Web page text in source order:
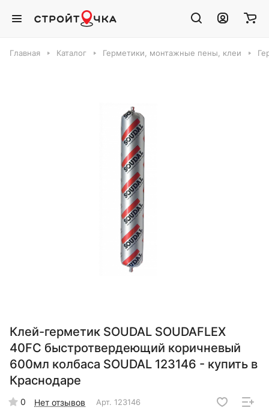
Главная Каталог Герметики, монтажные пены, клеи
Клей-герметик SOUDAL SOUDAFLEX
40FC быстротвердеющий коричневый
600мл колбаса SOUDAL 123146 - купить в
Краснодаре
0 Нет отзывов Арт. 123146